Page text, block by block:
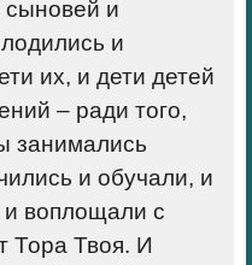
и
и
их, и дети детей
– ради того,
занимались
и обучали, и
воплощали с
Тора Твоя. И